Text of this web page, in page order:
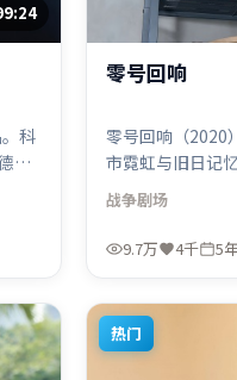
科
震
首
零号回响
零号回响（2020
市霓虹与旧日记
价。视听风格统
薛晓路执导，周
联袂出演。影片
战争剧场
9.7万 4千 5
热门